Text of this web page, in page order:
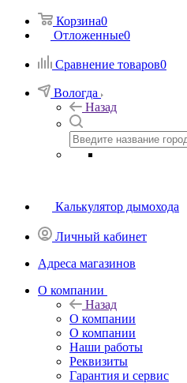
Корзина0
Отложенные0
Сравнение товаров0
Вологда
Назад
Калькулятор дымохода
Личный кабинет
Адреса магазинов
O компании
Назад
O компании
О компании
Наши работы
Реквизиты
Гарантия и сервис